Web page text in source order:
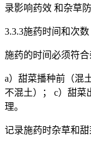
录影响药效 和杂草
3.3.3施药时间和次
施药的时间必须符合
a）甜菜播种前（混
不混土）； c）甜菜
理。
记录施药时杂草和甜